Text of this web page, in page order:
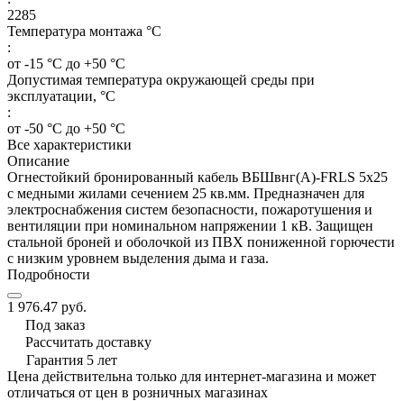
2285
Температура монтажа °C
:
от -15 °C до +50 °C
Допустимая температура окружающей среды при
эксплуатации, °C
:
от -50 °C до +50 °C
Все характеристики
Описание
Огнестойкий бронированный кабель ВБШвнг(А)-FRLS 5х25
с медными жилами сечением 25 кв.мм. Предназначен для
электроснабжения систем безопасности, пожаротушения и
вентиляции при номинальном напряжении 1 кВ. Защищен
стальной броней и оболочкой из ПВХ пониженной горючести
с низким уровнем выделения дыма и газа.
Подробности
1 976.47 руб.
Под заказ
Рассчитать доставку
Гарантия 5 лет
Цена действительна только для интернет-магазина и может
отличаться от цен в розничных магазинах